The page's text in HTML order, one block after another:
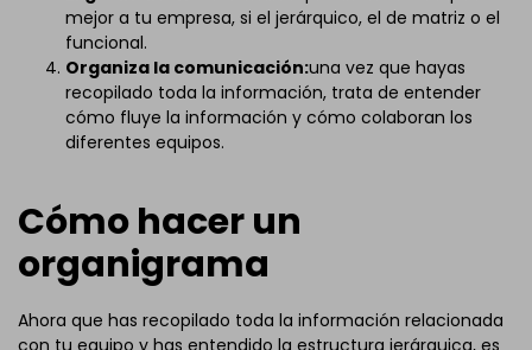
mejor a tu empresa, si el jerárquico, el de matriz o el
funcional.
Organiza la comunicación:una vez que hayas
recopilado toda la información, trata de entender
cómo fluye la información y cómo colaboran los
diferentes equipos.
Cómo hacer un
organigrama
Ahora que has recopilado toda la información relacionada